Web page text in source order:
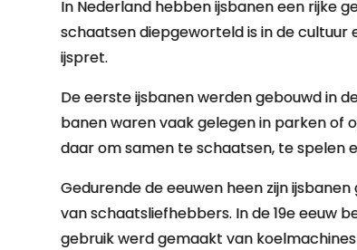
In Nederland hebben ijsbanen een rijke
schaatsen diepgeworteld is in de
ijspret.
De eerste ijsbanen werden gebouwd in
banen waren vaak gelegen in parken of
daar om samen te schaatsen, te spelen
Gedurende de eeuwen heen zijn
van schaatsliefhebbers. In de 19e eeuw
gebruik werd gemaakt van